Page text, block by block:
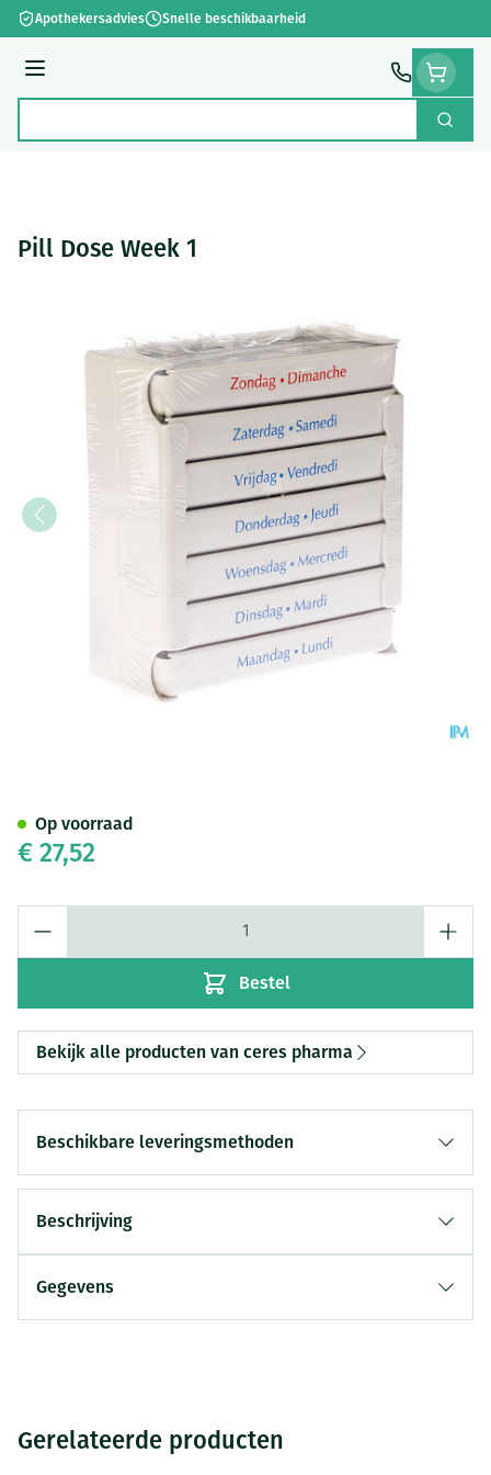
Ga naar de inhoud
Apothekersadvies Snelle beschikbaarheid
Menu
Zoek
Pill Dose Week 1
€ 27,52
Bestel
Op voorraad
Bekijk alle producten van ceres pharma
Beschikbare leveringsmethoden
Beschrijving
Gegevens
Gerelateerde producten